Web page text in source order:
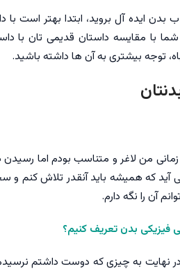
ایده آل بروید، ابتدا بهتر است با
با مقایسه داستان قدیمی تان با
توجه بیشتری به آن ها داشته باشید.
من لاغر و متناسب بودم اما رسیدن
که همیشه باید آنقدر تلاش کنم و
آن را نگه دارم.
بدن تعریف کنیم؟
در نهایت به چیزی که دوست داشتم